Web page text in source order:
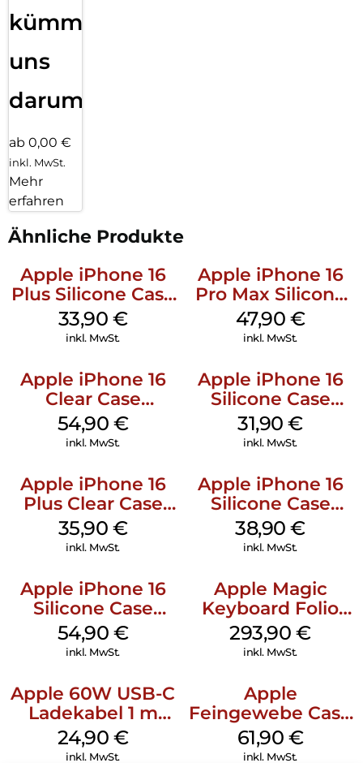
kümmern
uns
darum!
ab 0,00 €
inkl. MwSt.
Mehr
erfahren
Ähnliche Produkte
Apple iPhone 16
Plus Silicone Case
MagSafe Lake
Green
33,90 €
inkl. MwSt.
Apple iPhone 16
Pro Max Silicone
Case MagSafe
Black
47,90 €
inkl. MwSt.
Apple iPhone 16
Clear Case
MagSafe
Transparent
54,90 €
inkl. MwSt.
Apple iPhone 16
Silicone Case
MagSafe Fuchsia
31,90€
inkl. MwSt.
Apple iPhone 16
Plus Clear Case
MagSafe
Transparent
35,90 €
inkl. MwSt.
Apple iPhone 16
Silicone Case
MagSafe
Ultramarine
38,90€
inkl. MwSt.
Apple iPhone 16
Silicone Case
MagSafe Lake
Green
54,90 €
inkl. MwSt.
Apple Magic
Keyboard Folio
iPad 10.9″ (10.Gen.)
Weiß
293,90€
inkl. MwSt.
Apple 60W USB-C
Ladekabel 1 m
Weiß
24,90 €
inkl. MwSt.
Apple
Feingewebe Case
iPhone 15 Pro
MagSafe Schwarz
61,90 €
inkl. MwSt.